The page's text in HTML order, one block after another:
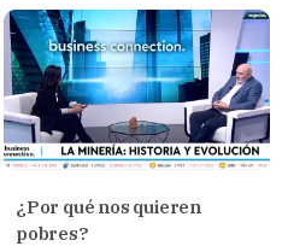
¿Por qué nos quieren
pobres?